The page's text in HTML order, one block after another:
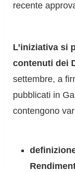
recente
L’iniziativa si
contenuti dei
settembre, a
pubblicati in
contengono